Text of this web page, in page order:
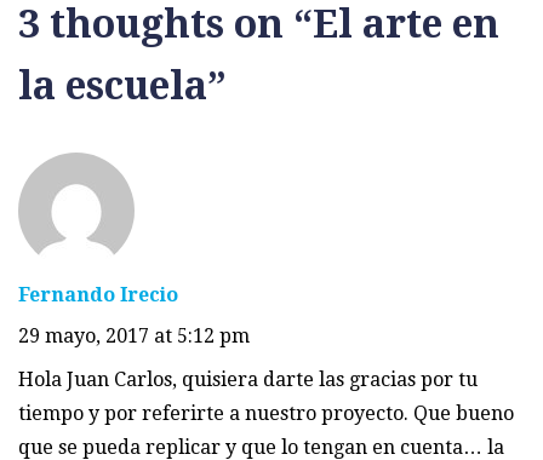
3 thoughts on “El arte en
la escuela”
Fernando Irecio
29 mayo, 2017 at 5:12 pm
Hola Juan Carlos, quisiera darte las gracias por tu
tiempo y por referirte a nuestro proyecto. Que bueno
que se pueda replicar y que lo tengan en cuenta… la